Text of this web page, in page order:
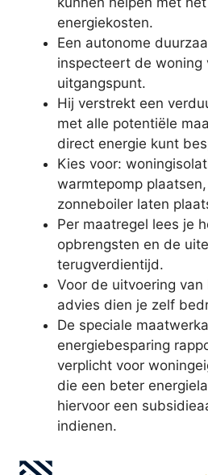
energiekosten.
Een autonome
inspecteert de woning
uitgangspunt.
Hij verstrekt een
met alle potentiële
direct energie kunt
Kies voor:
warmtepomp
zonneboiler laten
Per maatregel lees je
opbrengsten en de
terugverdientijd.
Voor de uitvoering
advies dien je zelf
De speciale
energiebesparing
verplicht voor
die een beter
hiervoor een
indienen.